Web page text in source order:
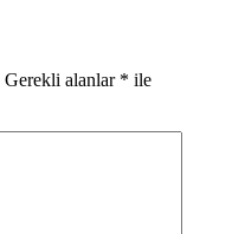
Gerekli alanlar * ile